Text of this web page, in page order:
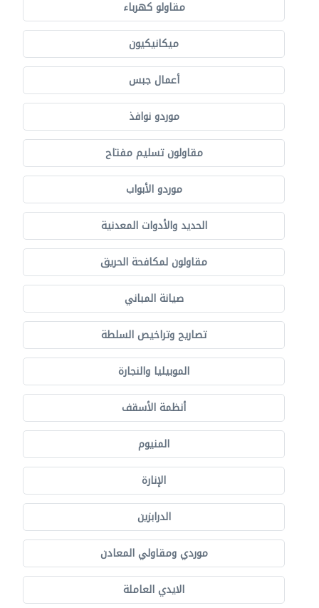
مقاولو كهرباء
ميكانيكيون
أعمال جبس
موردو نوافذ
مقاولون تسليم مفتاح
موردو الأبواب
الحديد والأدوات المعدنية
مقاولون لمكافحة الحريق
صيانة المباني
تصاريح وتراخيص السلطة
الموبيليا والنجارة
أنظمة الأسقف
المنيوم
الإنارة
الدرابزين
موردي ومقاولي المعادن
الايدي العاملة